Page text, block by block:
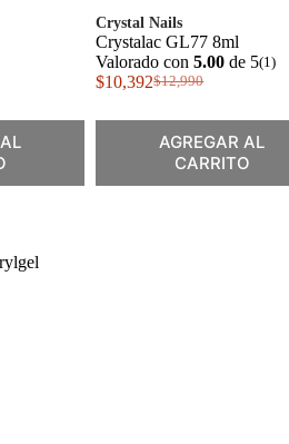
Crystal Nails
Crystalac GL77 8ml
Valorado con5.00 de 5(1)
$12,990
El
era:
$12,990.
$10,392El
es:
$10,392.
AGREGAR AL
CARRITO